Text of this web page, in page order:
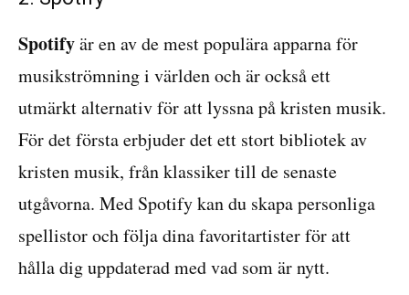
Spotifyär en av de mest populära apparna för
musikströmning i världen och är också ett
utmärkt alternativ för att lyssna på kristen musik.
För det första erbjuder det ett stort bibliotek av
kristen musik, från klassiker till de senaste
utgåvorna. Med Spotify kan du skapa personliga
spellistor och följa dina favoritartister för att
hålla dig uppdaterad med vad som är nytt.